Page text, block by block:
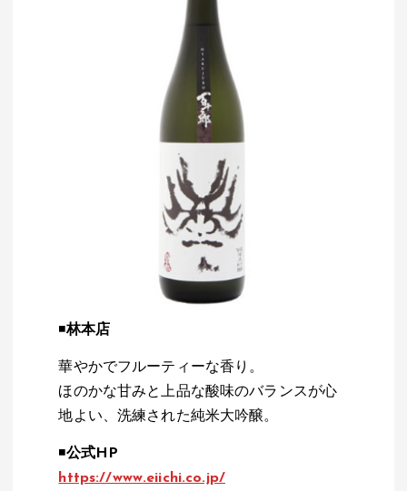
◾️林本店
華やかでフルーティーな香り。
ほのかな甘みと上品な酸味のバランスが心
地よい、洗練された純米大吟醸。
◾️公式HP
https://www.eiichi.co.jp/